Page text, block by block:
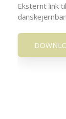
Eksternt link